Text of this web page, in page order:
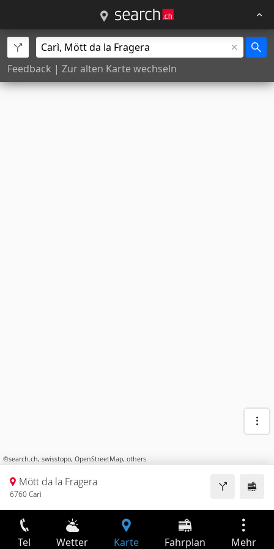
Feedback | Zur alten Karte wechseln
©search.ch, swisstopo, OpenStreetMap, others
Mött da la Fragera
6760 Carì
Tel Wetter Karte Fahrplan Mehr